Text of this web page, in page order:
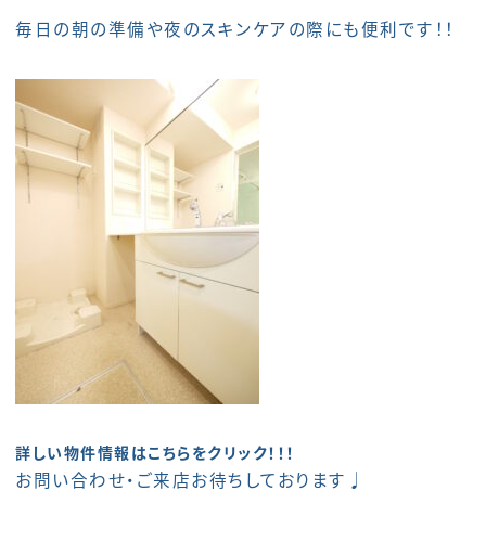
毎日の朝の準備や夜のスキンケアの際にも便利です！！
詳しい物件情報はこちらをクリック！！！
お問い合わせ・ご来店お待ちしております♩